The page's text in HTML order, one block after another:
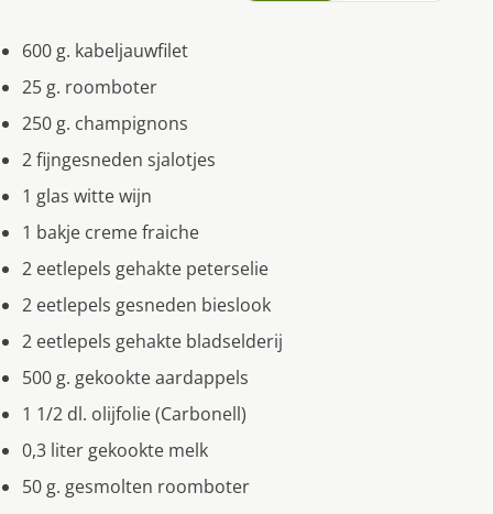
600 g. kabeljauwfilet
25 g. roomboter
250 g. champignons
2 fijngesneden sjalotjes
1 glas witte wijn
1 bakje creme fraiche
2 eetlepels gehakte peterselie
2 eetlepels gesneden bieslook
2 eetlepels gehakte bladselderij
500 g. gekookte aardappels
1 1/2 dl. olijfolie (Carbonell)
0,3 liter gekookte melk
50 g. gesmolten roomboter